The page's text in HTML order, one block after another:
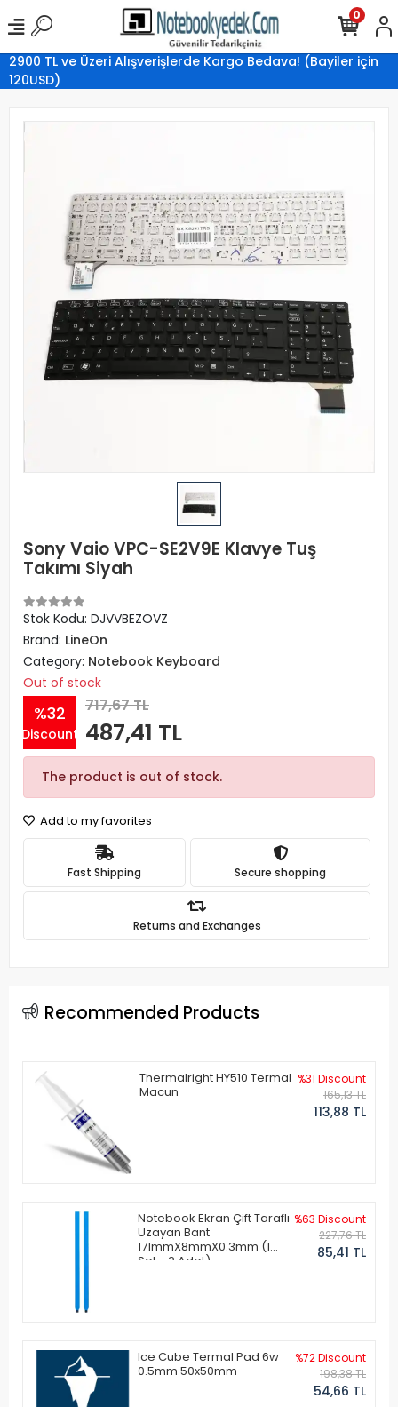
2900 TL ve Üzeri Alışverişlerde Kargo Bedava! (Bayiler için
120USD)
0
Sony Vaio VPC-SE2V9E Klavye Tuş
Takımı Siyah
Stok Kodu: DJVVBEZOVZ
Brand: LineOn
Category: Notebook Keyboard
Out of stock
%32
Discount
717,67 TL
487,41 TL
The product is out of stock.
Add to my favorites
Fast Shipping Secure shopping
Returns and Exchanges
Recommended Products
Thermalright HY510 Termal
Macun
%31 Discount
165,13 TL
113,88 TL
Notebook Ekran Çift Taraflı
Uzayan Bant
171mmX8mmX0.3mm (1
Set - 2 Adet)
%63 Discount
227,76 TL
85,41 TL
Ice Cube Termal Pad 6w
0.5mm 50x50mm
%72 Discount
198,38 TL
54,66 TL